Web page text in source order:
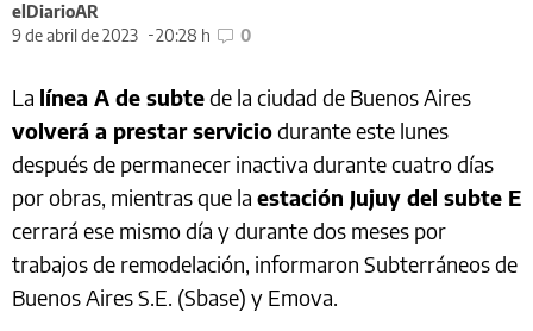
elDiarioAR
9 de abril de 2023
20:28 h 0
La línea A de subtede la ciudad de Buenos Aires
volverá a prestar serviciodurante este lunes
después de permanecer inactiva durante cuatro días
por obras, mientras que la estación Jujuy del subte E
cerrará ese mismo día y durante dos meses por
trabajos de remodelación, informaron Subterráneos de
Buenos Aires S.E. (Sbase) y Emova.